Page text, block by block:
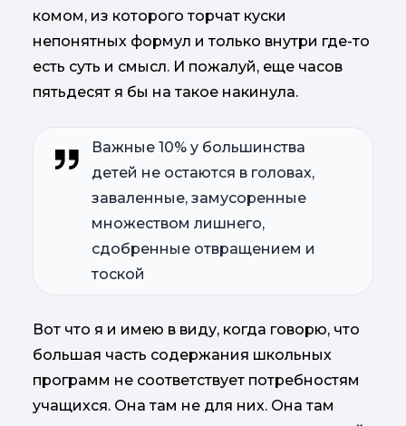
комом, из которого торчат куски
непонятных формул и только внутри где-то
есть суть и смысл. И пожалуй, еще часов
пятьдесят я бы на такое накинула.
Важные 10% у большинства
детей не остаются в головах,
заваленные, замусоренные
множеством лишнего,
сдобренные отвращением и
тоской
Вот что я и имею в виду, когда говорю, что
большая часть содержания школьных
программ не соответствует потребностям
учащихся. Она там не для них. Она там